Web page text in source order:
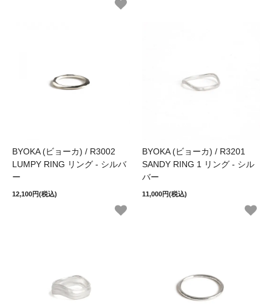
BYOKA (ビョーカ) / R3002
LUMPY RING リング - シルバ
ー
12,100円(税込)
BYOKA (ビョーカ) / R3201
SANDY RING 1 リング - シル
バー
11,000円(税込)